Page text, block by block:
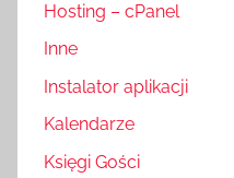
Hosting – cPanel
Inne
Instalator aplikacji
Kalendarze
Księgi Gości